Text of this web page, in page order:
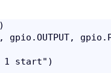
start")